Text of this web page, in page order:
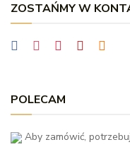
ZOSTAŃMY W
POLECAM
Aby zamówić,